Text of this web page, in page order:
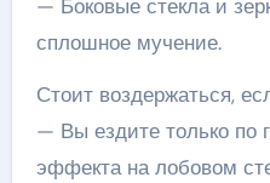
— Боковые стекла и
сплошное мучение.
Стоит воздержаться,
— Вы ездите только по
эффекта на лобовом